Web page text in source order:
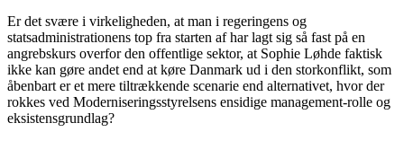
Er det svære i virkeligheden, at man i regeringens og
statsadministrationens top fra starten af har lagt sig så fast på en
angrebskurs overfor den offentlige sektor, at Sophie Løhde faktisk
ikke kan gøre andet end at køre Danmark ud i den storkonflikt, som
åbenbart er et mere tiltrækkende scenarie end alternativet, hvor der
rokkes ved Moderniseringsstyrelsens ensidige management-rolle og
eksistensgrundlag?